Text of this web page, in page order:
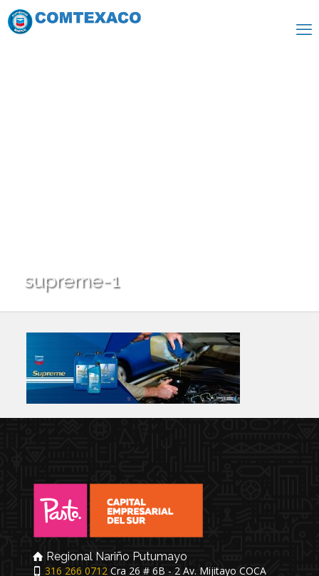
supreme-1
Regional Nariño Putumayo
316 266 0712 Cra 26 # 6B - 2 Av. Mijitayo COCA